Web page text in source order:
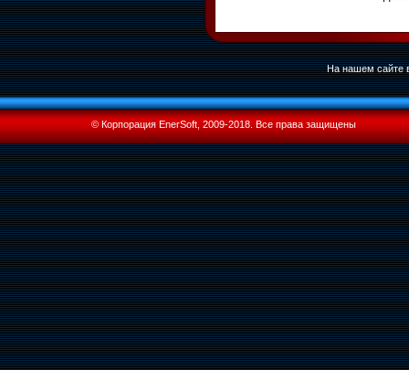
На нашем сайте
© Корпорация EnerSoft, 2009-2018. Все права защищены